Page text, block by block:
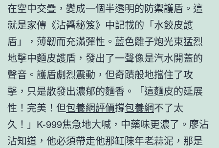
在空中交疊，變成一個半透明的防禦護盾。這
就是家傳《沾醬秘笈》中記載的「水餃皮護
盾」，薄韌而充滿彈性。藍色離子炮光束猛烈
地擊中麵皮護盾，發出了一聲像是汽水開蓋的
聲音。護盾劇烈震動，但奇蹟般地擋住了攻
擊，只是散發出濃郁的麵香。「這麵皮的延展
性！完美！但包養網評價撐包養網不了太
久！」K-999焦急地大喊，中藥味更濃了。廖沾
沾知道，他必須帶走他那缸陳年老蒜泥，那是